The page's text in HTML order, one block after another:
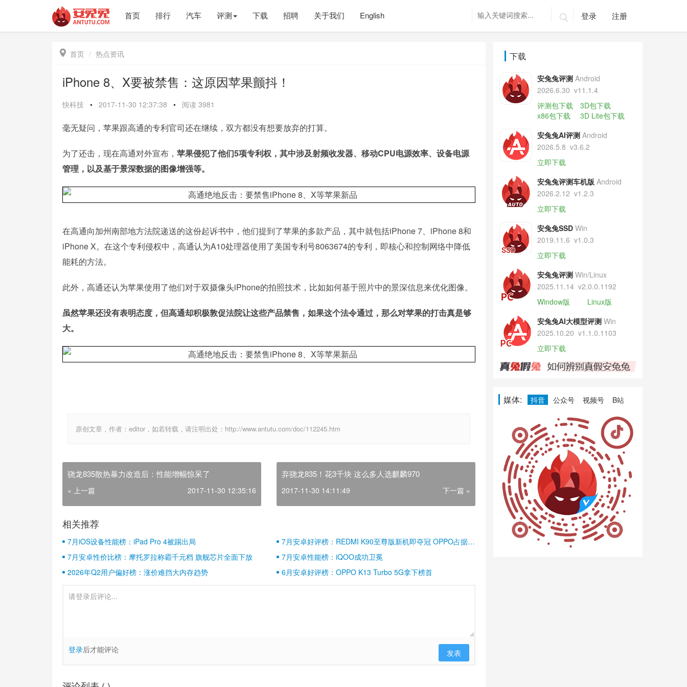
首页 排行 汽车 评测 下载 招聘 关于我们 English  登录 注册
 首页 热点资讯
iPhone 8、X要被禁售：这原因苹果颤抖！
快科技 • 2017-11-30 12:37:38 • 阅读 3981
毫无疑问，苹果跟高通的专利官司还在继续，双方都没有想要放弃的打算。
为了还击，现在高通对外宣布， 苹果侵犯了他们5项专利权，其中涉及射频收发器、移动CPU电源效率、设备电源
管理，以及基于景深数据的图像增强等。
在高通向加州南部地方法院递送的这份起诉书中，他们提到了苹果的多款产品，其中就包括iPhone 7、iPhone 8和
iPhone X。在这个专利侵权中，高通认为A10处理器使用了美国专利号8063674的专利，即核心和控制网络中降低
能耗的方法。
此外，高通还认为苹果使用了他们对于双摄像头iPhone的拍照技术，比如如何基于照片中的景深信息来优化图像。
虽然苹果还没有表明态度，但高通却积极敦促法院让这些产品禁售，如果这个法令通过，那么对苹果的打击真是够
大。
原创文章，作者：editor，如若转载，请注明出处：http://www.antutu.com/doc/112245.htm
骁龙835散热暴力改造后：性能增幅惊呆了
« 上一篇 2017-11-30 12:35:16
弃骁龙835！花3千块 这么多人选麒麟970
2017-11-30 14:11:49 下一篇 »
相关推荐
7月iOS设备性能榜：iPad Pro 4被踢出局
7月安卓好评榜：REDMI K90至尊版新机即夺冠 OPPO占据半
壁江山
7月安卓性价比榜：摩托罗拉称霸千元档 旗舰芯片全面下放
7月安卓性能榜：iQOO成功卫冕
2026年Q2用户偏好榜：涨价难挡大内存趋势
6月安卓好评榜：OPPO K13 Turbo 5G拿下榜首
登录后才能评论 发表
下载
安兔兔评测 Android
2026.6.30 v11.1.4
评测包下载
3D包下载
x86包下载
3D Lite包下载
安兔兔AI评测 Android
2026.5.8 v3.6.2
立即下载
安兔兔评测车机版 Android
2026.2.12 v1.2.3
立即下载
安兔兔SSD Win
2019.11.6 v1.0.3
立即下载
安兔兔评测 Win/Linux
2025.11.14 v2.0.0.1192
Window版
Linux版
安兔兔AI大模型评测 Win
2025.10.20 v1.1.0.1103
立即下载
媒体: 抖音 公众号 视频号 B站